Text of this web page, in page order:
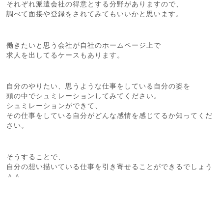
それぞれ派遣会社の得意とする分野がありますので、
調べて面接や登録をされてみてもいいかと思います。
働きたいと思う会社が自社のホームページ上で
求人を出してるケースもあります。
自分のやりたい、思うような仕事をしている自分の姿を
頭の中でシュミレーションしてみてください。
シュミレーションができて、
その仕事をしている自分がどんな感情を感じてるか知ってくだ
さい。
そうすることで、
自分の想い描いている仕事を引き寄せることができるでしょう
＾＾